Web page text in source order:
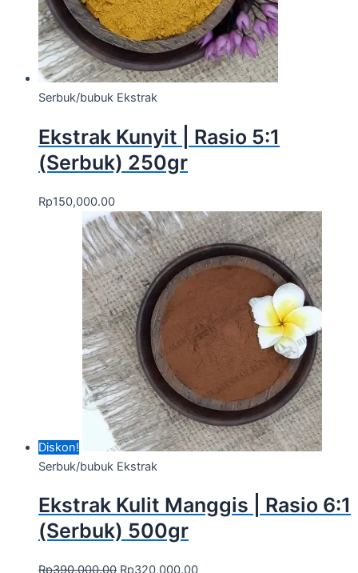
Serbuk/bubuk Ekstrak
Ekstrak Kunyit | Rasio 5:1
(Serbuk) 250gr
Rp150,000.00
Diskon!
Serbuk/bubuk Ekstrak
Ekstrak Kulit Manggis | Rasio 6:1
(Serbuk) 500gr
Rp390,000.00 Rp320,000.00